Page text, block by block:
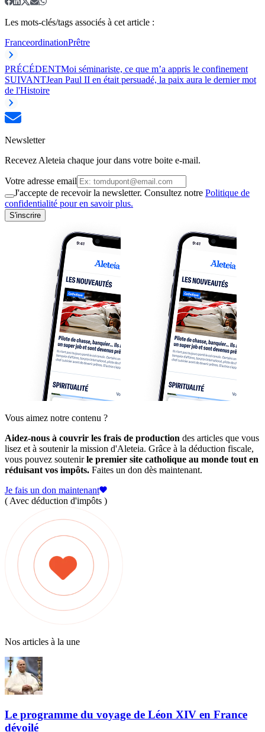
Les mots-clés/tags associés à cet article :
FranceordinationPrêtre
PRÉCÉDENTMoi séminariste, ce que m’a appris le confinement
SUIVANTJean Paul II en était persuadé, la paix aura le dernier mot
de l'Histoire
Newsletter
Recevez Aleteia chaque jour dans votre boite e-mail.
Votre adresse email
J'accepte de recevoir la newsletter. Consultez notre Politique de
confidentialité pour en savoir plus.
S'inscrire
Vous aimez notre contenu ?
Aidez-nous à couvrir les frais de production des articles que vous
lisez et à soutenir la mission d'Aleteia. Grâce à la déduction fiscale,
vous pouvez soutenirle premier site catholique au monde tout en
réduisant vos impôts. Faites un don dès maintenant.
Je fais un don maintenant
( Avec déduction d'impôts )
Nos articles à la une
Le programme du voyage de Léon XIV en France
dévoilé